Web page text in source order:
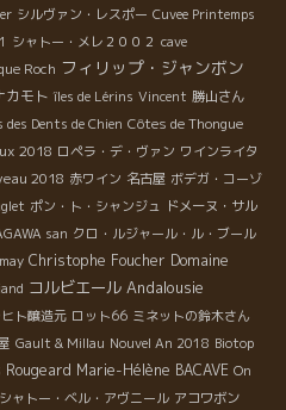
シルヴァン・レスポー Cuvee Printemps
シャトー・メレ２００２ cave
Roch フィリップ・ジャンボン
カモト îles de Lérins Vincent 勝山さん
des Dents de Chien Côtes de Thongue
2018 ロペラ・デ・ヴァン ワインライタ
2018 赤ワイン 名古屋 ボデガ・コーゾ
ポン・ト・シャンジュ ドメーヌ・サル
san クロ・ルジャール・ル・ブール
Christophe Foucher Domaine
コルビエール Andalousie
ト醸造元 ロット66 ミネットの鈴木さん
Gault & Millau Nouvel An 2018 Biotop
Rougeard Marie-Hélène BACAVE On
シャトー・ベル・アヴニール アコワボン